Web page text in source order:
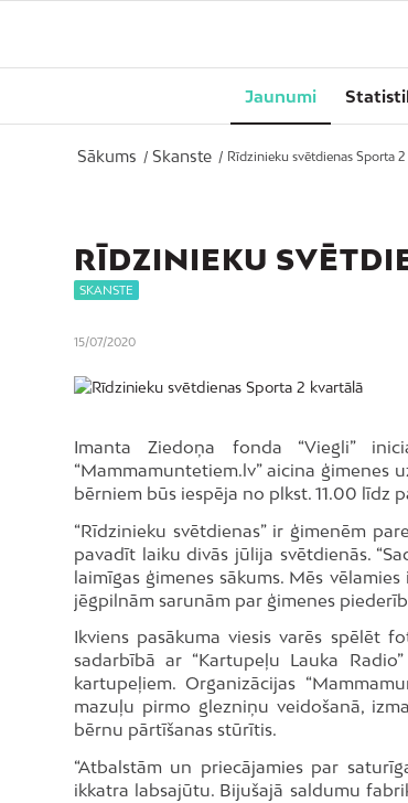
Jaunumi
Sākums / Skanste / Rīdzinieku svētdienas Sporta 2
RĪDZINIEKU
SKANSTE
15/07/2020
Imanta Ziedoņa fonda “Viegli”
“Mammamuntetiem.lv” aicina ģimenes
bērniem būs iespēja no plkst. 11.00 līdz
“Rīdzinieku svētdienas” ir ģimenēm
pavadīt laiku divās jūlija svētdienās.
laimīgas ģimenes sākums. Mēs
jēgpilnām sarunām par ģimenes
Ikviens pasākuma viesis varēs spēlēt
sadarbībā ar “Kartupeļu Lauka
kartupeļiem. Organizācijas
mazuļu pirmo glezniņu veidošanā,
bērnu pārtīšanas stūrītis.
“Atbalstām un priecājamies par
ikkatra labsajūtu. Bijušajā saldumu